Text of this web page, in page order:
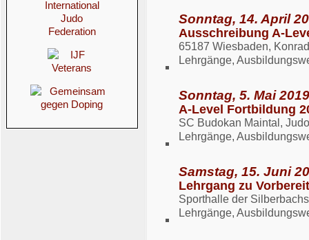
Sonntag, 14. April
Ausschreibung A-
65187 Wiesbaden,
Lehrgänge,
Sonntag, 5. Mai
A-Level Fortbildung
SC Budokan Maintal,
Lehrgänge,
Samstag, 15. Juni
Lehrgang zu
Sporthalle der
Lehrgänge,